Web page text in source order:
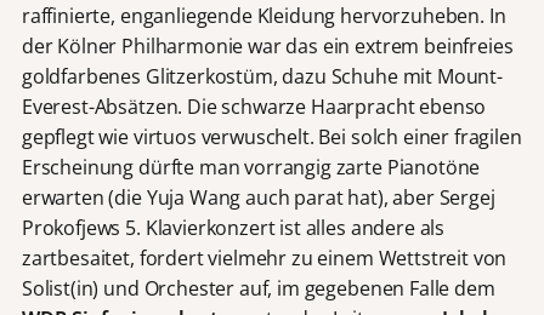
raffinierte, enganliegende Kleidung hervorzuheben. In
der Kölner Philharmonie war das ein extrem beinfreies
goldfarbenes Glitzerkostüm, dazu Schuhe mit Mount-
Everest-Absätzen. Die schwarze Haarpracht ebenso
gepflegt wie virtuos verwuschelt. Bei solch einer fragilen
Erscheinung dürfte man vorrangig zarte Pianotöne
erwarten (die Yuja Wang auch parat hat), aber Sergej
Prokofjews 5. Klavierkonzert ist alles andere als
zartbesaitet, fordert vielmehr zu einem Wettstreit von
Solist(in) und Orchester auf, im gegebenen Falle dem